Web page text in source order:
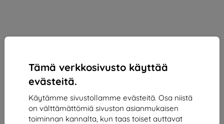
Tämä verkkosivusto käyttää
evästeitä.
Käytämme sivustollamme evästeitä. Osa niistä
on välttämättömiä sivuston asianmukaisen
toiminnan kannalta, kun taas toiset auttavat
Beline Case Silicone iPhone 13 mini 5,4" red
Apple iPhone 13 Mini